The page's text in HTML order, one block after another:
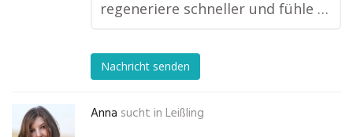
regeneriere schneller und fühle …
Nachricht senden
Anna sucht in Leißling